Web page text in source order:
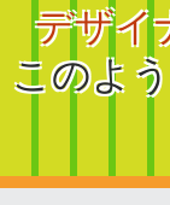
デザイ
このよ